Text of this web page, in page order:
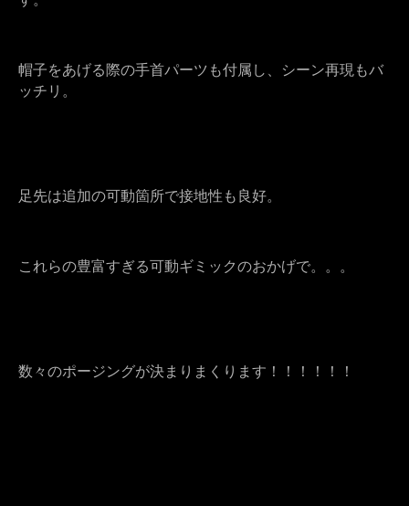
帽子をあげる際の手首パーツも付属し、シーン再現もバ
ッチリ。
足先は追加の可動箇所で接地性も良好。
これらの豊富すぎる可動ギミックのおかげで。。。
数々のポージングが決まりまくります！！！！！！